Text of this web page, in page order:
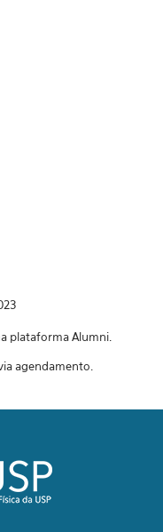
plataforma Alumni.
agendamento.